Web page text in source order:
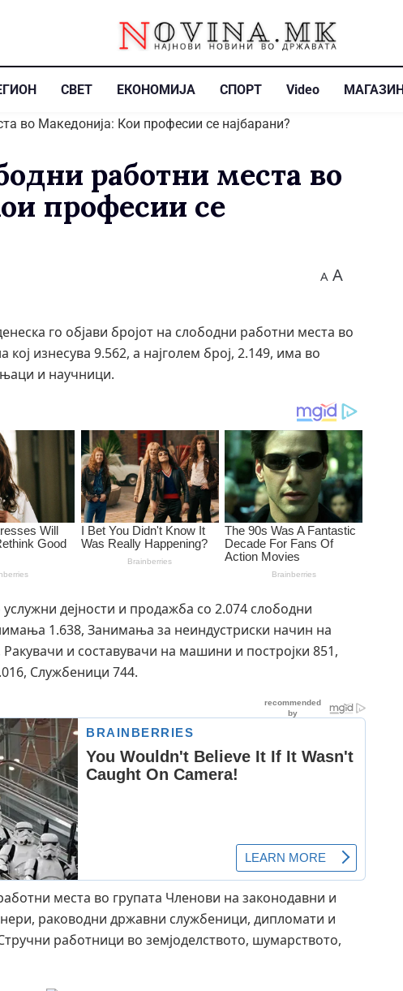
СВЕТ ЕКОНОМИЈА СПОРТ Video МАГАЗИН
работни места во
професии се
A A
го објави бројот на слободни работни места во
кој изнесува 9.562, а најголем број, 2.149, има во
и научници.
дејности и продажба со 2.074 слободни
1.638, Занимања за неиндустриски начин на
и составувачи на машини и постројки 851,
Службеници 744.
места во групата Членови на законодавни и
раководни државни службеници, дипломати и
работници во земјоделството, шумарството,